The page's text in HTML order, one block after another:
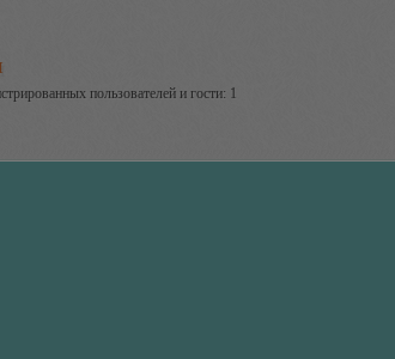
пользователей и гости: 1